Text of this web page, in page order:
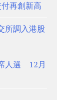
再創新高
所調入港股
人選 12月